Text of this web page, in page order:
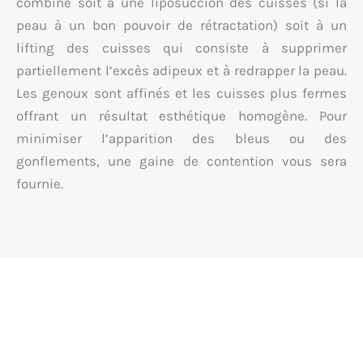
peau à un bon pouvoir de rétractation) soit à un
lifting des cuisses qui consiste à supprimer
partiellement l’excès adipeux et à redrapper la peau.
Les genoux sont affinés et les cuisses plus fermes
offrant un résultat esthétique homogène. Pour
minimiser l’apparition des bleus ou des
gonflements, une gaine de contention vous sera
fournie.